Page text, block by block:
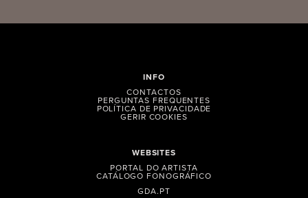
WEBSITES
PORTAL DO ARTISTA
CATÁLOGO FONOGRÁFICO
GDA.PT
INFO
CONTACTOS
PERGUNTAS FREQUENTES
POLÍTICA DE PRIVACIDADE
GERIR COOKIES